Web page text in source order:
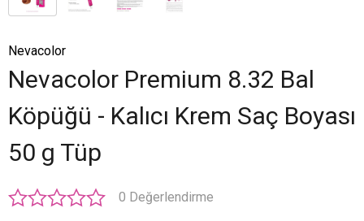
Nevacolor
Nevacolor Premium 8.32 Bal
Köpüğü - Kalıcı Krem Saç Boyası
50 g Tüp
0 Değerlendirme